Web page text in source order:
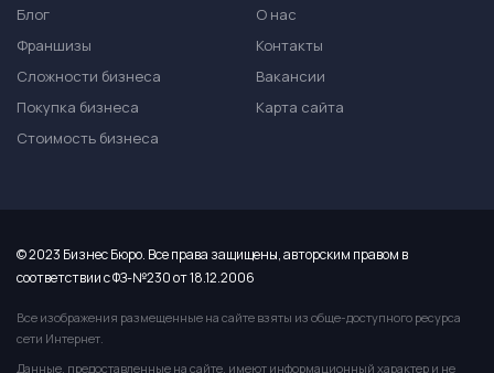
Блог
Франшизы
Сложности бизнеса
Покупка бизнеса
Стоимость бизнеса
О нас
Контакты
Вакансии
Карта сайта
© 2023 Бизнес Бюро. Все права защищены, авторским правом в
соответствии с ФЗ-№230 от 18.12.2006
Все изображения размещенные на сайте взяты из обще-доступного ресурса
сети Интернет.
Данные, предоставленные на сайте, имеют информационный характер и не